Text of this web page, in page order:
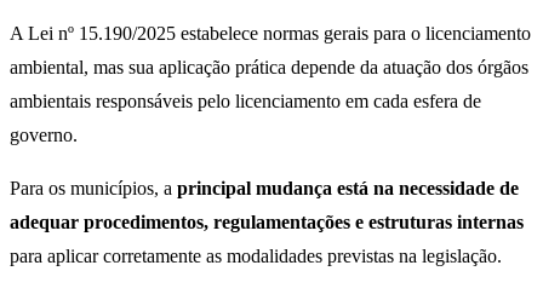
A Lei nº 15.190/2025 estabelece normas gerais para o licenciamento
ambiental, mas sua aplicação prática depende da atuação dos órgãos
ambientais responsáveis pelo licenciamento em cada esfera de
governo.
Para os municípios, a principal mudança está na necessidade de
adequar procedimentos, regulamentações e estruturas internas
para aplicar corretamente as modalidades previstas na legislação.